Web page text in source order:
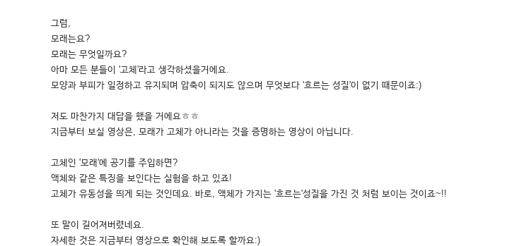
그럼,
모래는요?
모래는 무엇일까요?
아마 모든 분들이 '고체'라고 생각하셨을거에요.
모양과 부피가 일정하고 유지되며 압축이 되지도 않으며 무엇보다 '흐르는 성질'이 없기 때문이죠:)
저도 마찬가지 대답을 했을 거에요ㅎㅎ
지금부터 보실 영상은, 모래가 고체가 아니라는 것을 증명하는 영상이 아닙니다.
고체인 '모래'에 공기를 주입하면?
액체와 같은 특징을 보인다는 실험을 하고 있죠!
고체가 유동성을 띄게 되는 것인데요. 바로, 액체가 가지는 '흐르는'성질을 가진 것 처럼 보이는 것이죠~!!
또 말이 길어져버렸네요.
자세한 것은 지금부터 영상으로 확인해 보도록 할까요:)